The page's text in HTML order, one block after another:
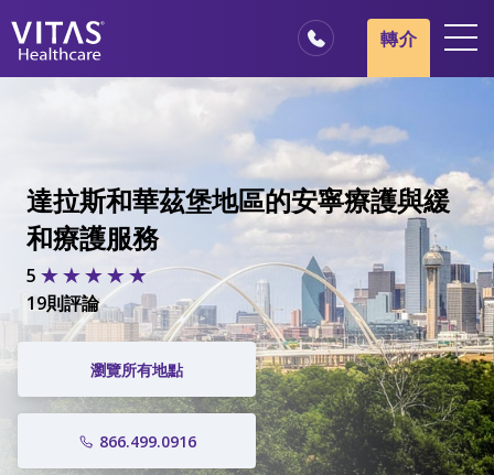
安寧療護基本概述
我們的服務
醫療服務專業人員
家庭與照顧者
轉介
達拉斯和華茲堡地區的安寧療護與緩
和療護服務
5
19則評論
866.499.0916
瀏覽所有地點